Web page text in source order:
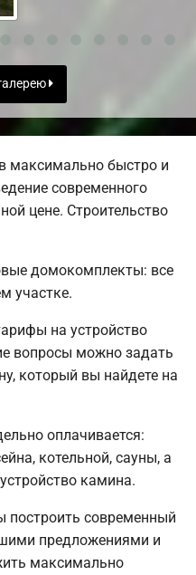
максимально быстро и
современного
цене. Строительство
домокомплекты: все
участке.
на устройство
вопросы можно задать
который вы найдете на
оплачивается:
котельной, сауны, а
камина.
построить современный
предложениями и
максимально